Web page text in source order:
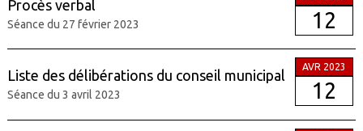
Procès verbal
Séance du 27 février 2023 12
Liste des délibérations du conseil municipal
Séance du 3 avril 2023
AVR 2023
12